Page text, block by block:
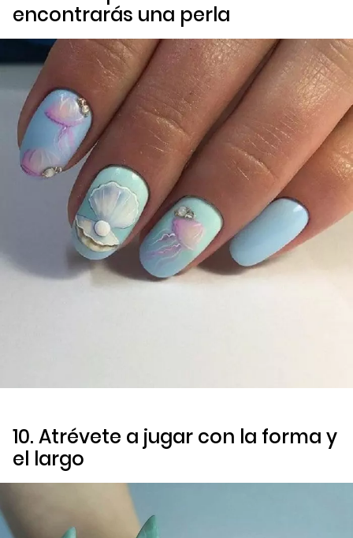
encontrarás una perla
10. Atrévete a jugar con la forma y
el largo